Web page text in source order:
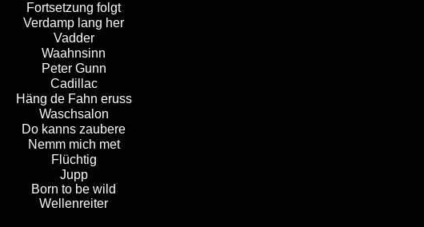
Fortsetzung folgt
Verdamp lang her
Vadder
Waahnsinn
Peter Gunn
Cadillac
Häng de Fahn eruss
Waschsalon
Do kanns zaubere
Nemm mich met
Flüchtig
Jupp
Born to be wild
Wellenreiter